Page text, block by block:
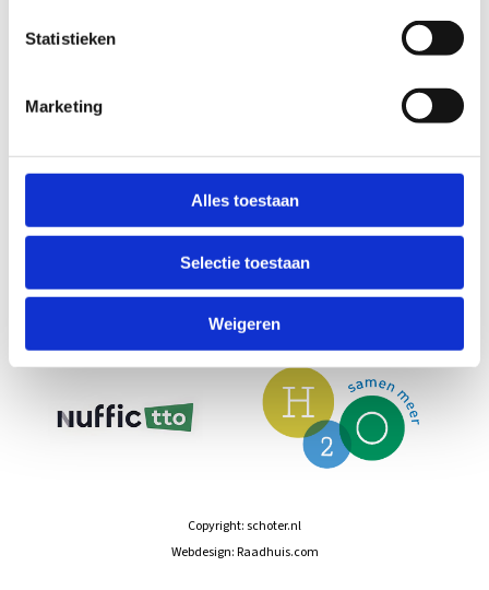
Statistieken
Marketing
Alles toestaan
Selectie toestaan
Weigeren
Copyright:schoter.nl
Webdesign:Raadhuis.com